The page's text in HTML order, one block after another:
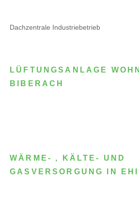
Dachzentrale Industriebetrieb
LÜFTUNGSANLAGE
BIBERACH
WÄRME- , KÄLTE- UND
GASVERSORGUNG IN